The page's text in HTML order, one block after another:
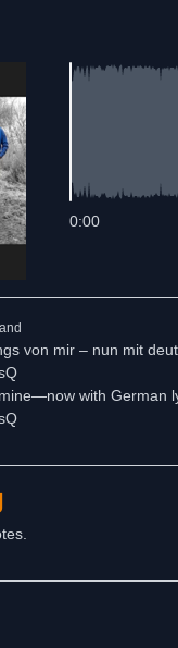
0:00
von mir – nun mit
with German